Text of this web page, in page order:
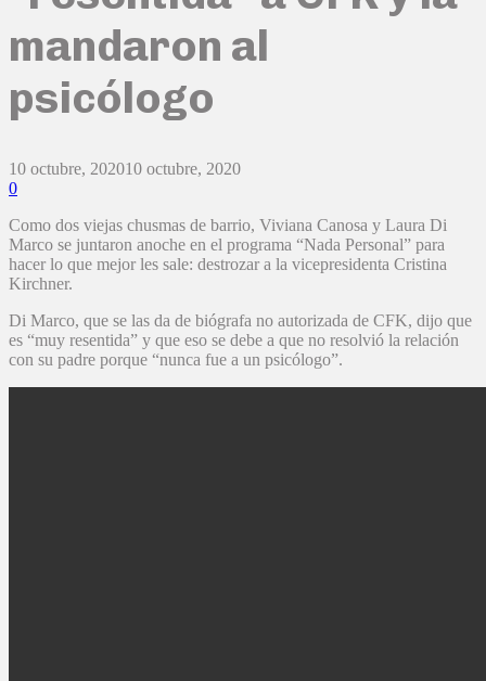
mandaron al
psicólogo
10 octubre, 202010 octubre, 2020
0
Como dos viejas chusmas de barrio, Viviana Canosa y Laura Di
Marco se juntaron anoche en el programa “Nada Personal” para
hacer lo que mejor les sale: destrozar a la vicepresidenta Cristina
Kirchner.
Di Marco, que se las da de biógrafa no autorizada de CFK, dijo que
es “muy resentida” y que eso se debe a que no resolvió la relación
con su padre porque “nunca fue a un psicólogo”.